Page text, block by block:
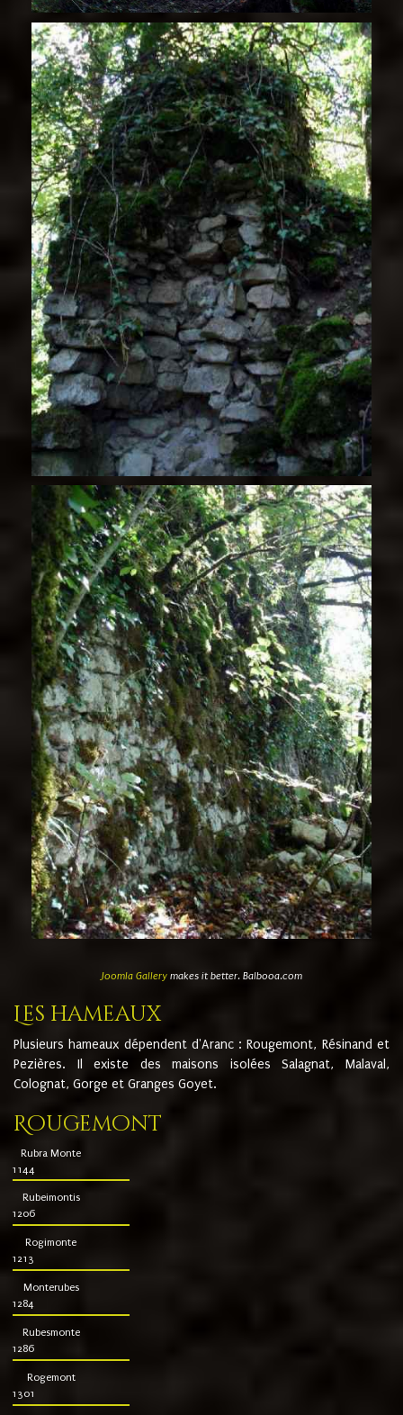
Joomla Gallerymakes it better. Balbooa.com
Les hameaux
Plusieurs hameaux dépendent d'Aranc : Rougemont, Résinand et
Pezières. Il existe des maisons isolées Salagnat, Malaval,
Colognat, Gorge et Granges Goyet.
Rougemont
Rubra Monte
1144
Rubeimontis
1206
Rogimonte
1213
Monterubes
1284
Rubesmonte
1286
Rogemont
1301